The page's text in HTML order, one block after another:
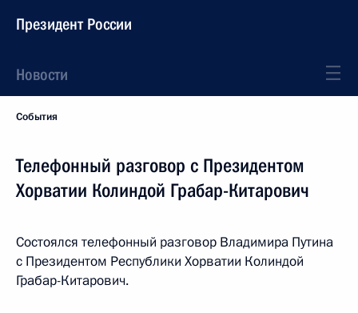
Президент России
Новости
События
Телефонный разговор с Президентом
Хорватии Колиндой Грабар-Китарович
Состоялся телефонный разговор Владимира Путина
с Президентом Республики Хорватии Колиндой
Грабар-Китарович.